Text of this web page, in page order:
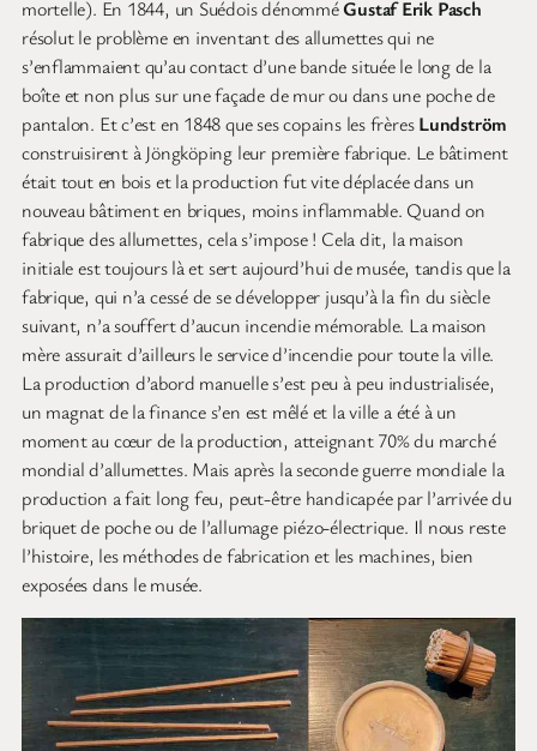
mortelle). En 1844, un Suédois dénomméGustaf Erik Pasch
résolut le problème en inventant des allumettes qui ne
s’enflammaient qu’au contact d’une bande située le long de la
boîte et non plus sur une façade de mur ou dans une poche de
pantalon. Et c’est en 1848 que ses copains les frèresLundström
construisirent à Jöngköping leur première fabrique. Le bâtiment
était tout en bois et la production fut vite déplacée dans un
nouveau bâtiment en briques, moins inflammable. Quand on
fabrique des allumettes, cela s’impose ! Cela dit, la maison
initiale est toujours là et sert aujourd’hui de musée, tandis que la
fabrique, qui n’a cessé de se développer jusqu’à la fin du siècle
suivant, n’a souffert d’aucun incendie mémorable. La maison
mère assurait d’ailleurs le service d’incendie pour toute la ville.
La production d’abord manuelle s’est peu à peu industrialisée,
un magnat de la finance s’en est mêlé et la ville a été à un
moment au cœur de la production, atteignant 70% du marché
mondial d’allumettes. Mais après la seconde guerre mondiale la
production a fait long feu, peut-être handicapée par l’arrivée du
briquet de poche ou de l’allumage piézo-électrique. Il nous reste
l’histoire, les méthodes de fabrication et les machines, bien
exposées dans le musée.